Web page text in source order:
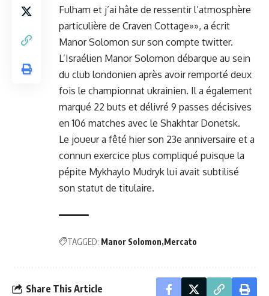
Fulham et j’ai hâte de ressentir l’atmosphère
particulière de Craven Cottage»», a écrit
Manor Solomon sur son compte twitter.
L’Israélien Manor Solomon débarque au sein
du club londonien après avoir remporté deux
fois le championnat ukrainien. Il a également
marqué 22 buts et délivré 9 passes décisives
en 106 matches avec le Shakhtar Donetsk.
Le joueur a fêté hier son 23e anniversaire et a
connun exercice plus compliqué puisque la
pépite Mykhaylo Mudryk lui avait subtilisé
son statut de titulaire.
TAGGED: Manor Solomon Mercato
Share This Article